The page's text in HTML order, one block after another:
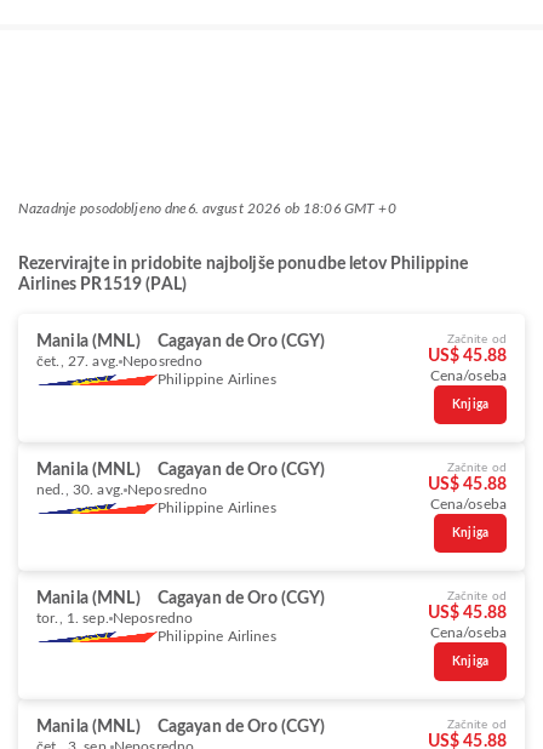
Nazadnje posodobljeno dne6. avgust 2026 ob 18:06 GMT +0
Rezervirajte in pridobite najboljše ponudbe letov Philippine
Airlines PR1519 (PAL)
Manila (MNL) Cagayan de Oro (CGY)
čet., 27. avg. Neposredno
Philippine Airlines
Začnite od
US$ 45.88
Cena/oseba
Knjiga
Manila (MNL) Cagayan de Oro (CGY)
ned., 30. avg. Neposredno
Philippine Airlines
Začnite od
US$ 45.88
Cena/oseba
Knjiga
Manila (MNL) Cagayan de Oro (CGY)
tor., 1. sep. Neposredno
Philippine Airlines
Začnite od
US$ 45.88
Cena/oseba
Knjiga
Manila (MNL) Cagayan de Oro (CGY) Začnite od
US$ 45.88